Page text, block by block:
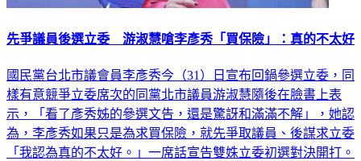
先爭議員後選立委 游淑慧嗆李彥秀「買保險」：真的不太好
國民黨台北市議會員李彥秀今（31）日宣布回鍋參選立委，同
樣有意競爭立委席次的同黨北市議員游淑慧隨後在臉書上表
示，「看了彥秀姊的參選文告，還是驚訝和滿滿不解」，她認
為，李彥秀如果只是為求買保險，就先爭取議員、後謀求立委
「我認為真的不太好。」一席話宣告雙姝立委初選對決開打。